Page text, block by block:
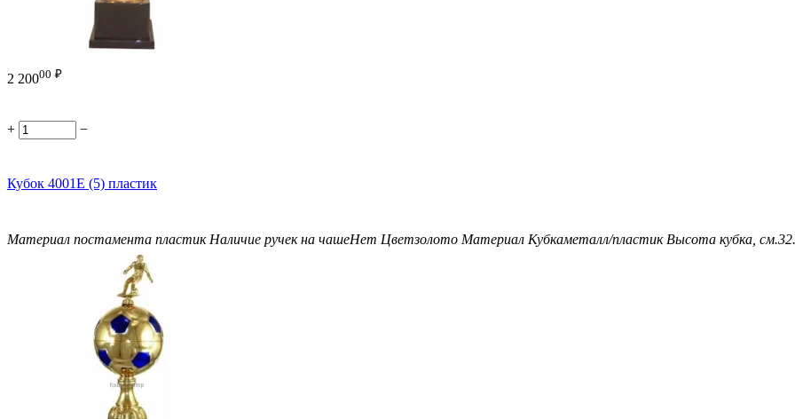
2 20000 ₽
+ −
Кубок 4001E (5) пластик
Материал постамента пластик Наличие ручек на чашеНет Цветзолото Материал Кубкаметалл/пластик Высота кубка, см.